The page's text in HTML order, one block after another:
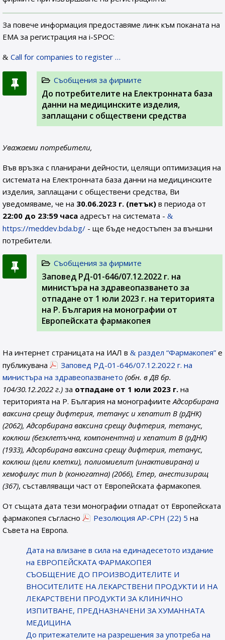
За повече информация предоставяме линк към поканата на
ЕМА за регистрация на i-SPOC:
Call for companies to register …
Съобщения за фирмите
До потребителите на Електронната база
данни на медицинските изделия,
заплащани с обществени средства
Уважаеми потребители,
Във връзка с планирани дейности, целящи оптимизация на
системата на Електронната база данни на медицинските
изделия, заплащани с обществени средства, Ви
уведомяваме, че на 30.06.2023 г. (петък) в периода от
22:00 до 23:59 часа адресът на системата -
https://meddev.bda.bg/ - ще бъде недостъпен за външни
потребители.
Съобщения за фирмите
Заповед РД-01-646/07.12.2022 г. на
министъра на здравеопазването за
отпадане от 1 юли 2023 г. на територията
на Р. България на монографии от
Европейската фармакопея
На интернет страницата на ИАЛ в раздел “Фармакопея” е
публикувана
Заповед РД-01-646/07.12.2022 г. на
министъра на здравеопазването (обн. в ДВ бр.
104/30.12.2022 г.) за отпадане от 1 юли 2023 г. на
територията на Р. България на монографиитеАдсорбирана
ваксина срещу дифтерия, тетанус и хепатит B (рДНК)
(2062), Адсорбирана ваксина срещу дифтерия, тетанус,
коклюш (безклетъчна, компонентна) и хепатит B (рДНК)
(1933), Адсорбирана ваксина срещу дифтерия, тетанус,
коклюш (цели клетки), полиомиелит (инактивирана) и
хемофилус тип b (конюгатна) (2066), Етер, анестизиращ
(367), съставляващи част от Европейската фармакопея.
От същата дата тези монографии отпадат от Европейската
фармакопея съгласно
Резолюция AP-CPH (22) 5 на
Съвета на Европа.
Датa на влизане в сила на единадесетото издание
на ЕВРОПЕЙСКАТА ФАРМАКОПЕЯ
СЪОБЩЕНИЕ ДО ПРОИЗВОДИТЕЛИТЕ И
ВНОСИТЕЛИТЕ НА ЛЕКАРСТВЕНИ ПРОДУКТИ И НА
ЛЕКАРСТВЕНИ ПРОДУКТИ ЗА КЛИНИЧНО
ИЗПИТВАНЕ, ПРЕДНАЗНАЧЕНИ ЗА ХУМАННАТА
МЕДИЦИНА
До притежателите на разрешения за употреба на